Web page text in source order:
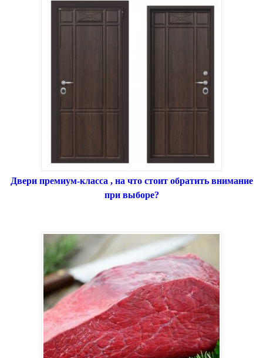
Двери премиум-класса , на что стоит обратить внимание
при выборе?